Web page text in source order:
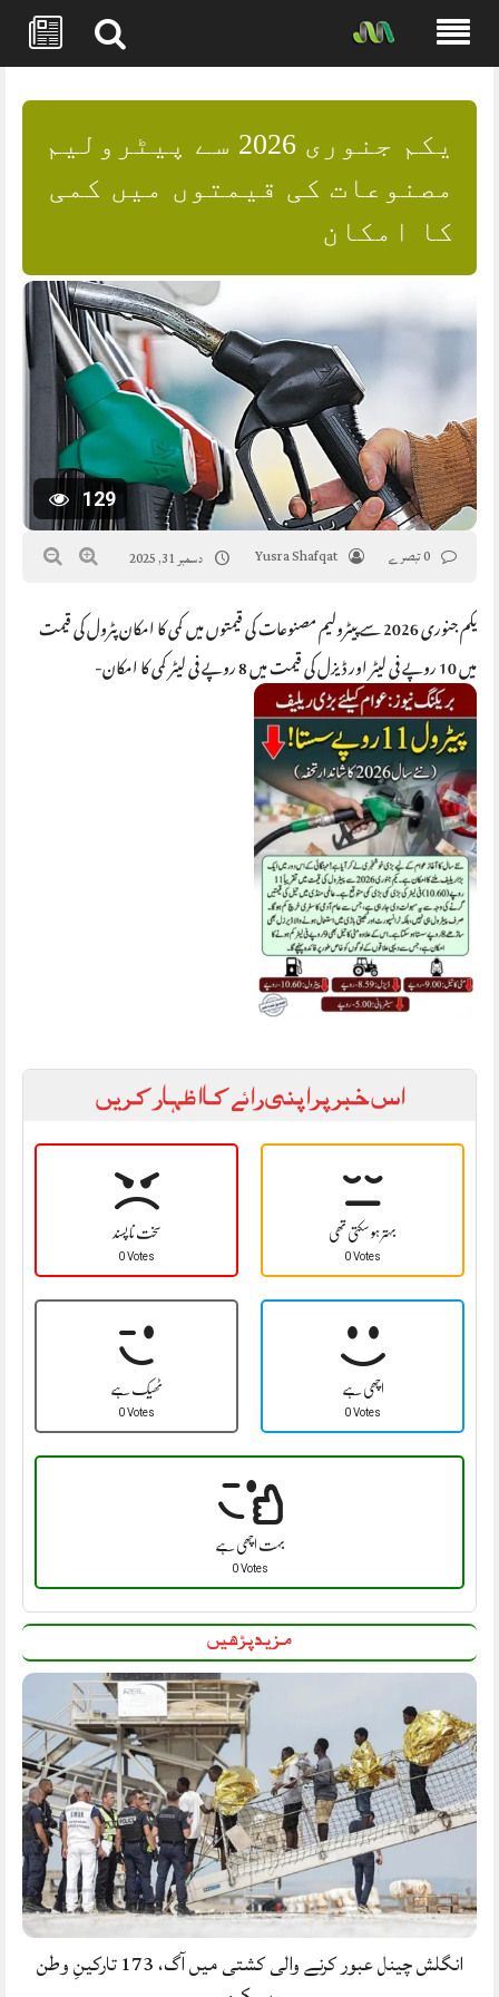
content
یکم جنوری 2026 سے پیٹرولیم
مصنوعات کی قیمتوں میں کمی
کا امکان
129
Yusra Shafqat دسمبر 31, 2025
یکم جنوری 2026 سے پیٹرولیم مصنوعات کی قیمتوں میں کمی کا امکان پٹرول کی قیمت
میں 10 روپے فی لیٹر اور ڈیزل کی قیمت میں 8 روپے فی لیٹر کمی کا امکان-
اس خبر پر اپنی رائے کا اظہار کریں
سخت نا پسند
0 Votes
بہتر ہو سکتی تھی
0 Votes
ٹھیک ہے
0 Votes
اچھی ہے
0 Votes
بہت اچھی ہے
0 Votes
مزید پڑھیں
انگلش چینل عبور کرنے والی کشتی میں آگ، 173 تارکینِ وطن